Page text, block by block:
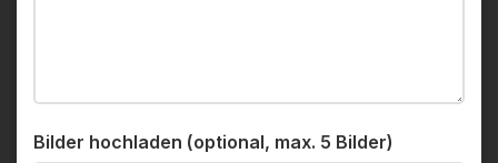
Bilder hochladen (optional, max. 5 Bilder)